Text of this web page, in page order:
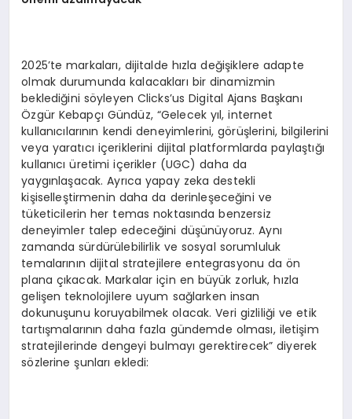
2025’te markaları, dijitalde hızla değişiklere adapte
olmak durumunda kalacakları bir dinamizmin
beklediğini söyleyen Clicks’us Digital Ajans Başkanı
Özgür Kebapçı Gündüz, “Gelecek yıl, internet
kullanıcılarının kendi deneyimlerini, görüşlerini, bilgilerini
veya yaratıcı içeriklerini dijital platformlarda paylaştığı
kullanıcı üretimi içerikler (UGC) daha da
yaygınlaşacak. Ayrıca yapay zeka destekli
kişiselleştirmenin daha da derinleşeceğini ve
tüketicilerin her temas noktasında benzersiz
deneyimler talep edeceğini düşünüyoruz. Aynı
zamanda sürdürülebilirlik ve sosyal sorumluluk
temalarının dijital stratejilere entegrasyonu da ön
plana çıkacak. Markalar için en büyük zorluk, hızla
gelişen teknolojilere uyum sağlarken insan
dokunuşunu koruyabilmek olacak. Veri gizliliği ve etik
tartışmalarının daha fazla gündemde olması, iletişim
stratejilerinde dengeyi bulmayı gerektirecek” diyerek
sözlerine şunları ekledi: